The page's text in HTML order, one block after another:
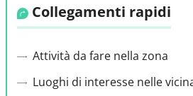
Collegamenti rapidi
Attività da fare nella zona
Luoghi di interesse nelle